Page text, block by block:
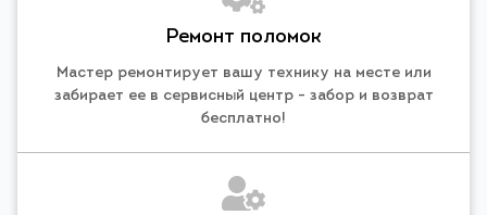
Ремонт поломок
Мастер ремонтирует вашу технику на месте или
забирает ее в сервисный центр - забор и возврат
бесплатно!